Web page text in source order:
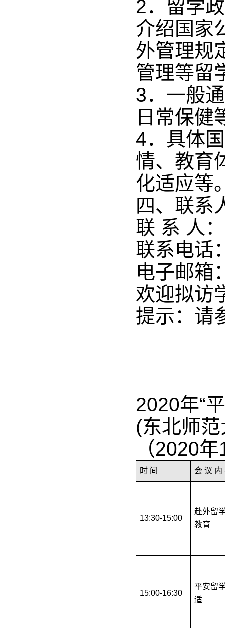
2．留学
介绍国家
外管理规
管理等留
3．一般
日常保健
4．具体
情、教育
化适应等
四、联系
联 系 人
联系电话
电子邮箱
欢迎拟访
提示：请
2020年“
(东北师
（2020
时 间 会 议 内
13:30-15:00
赴外留
教育
15:00-16:30
平安留
适